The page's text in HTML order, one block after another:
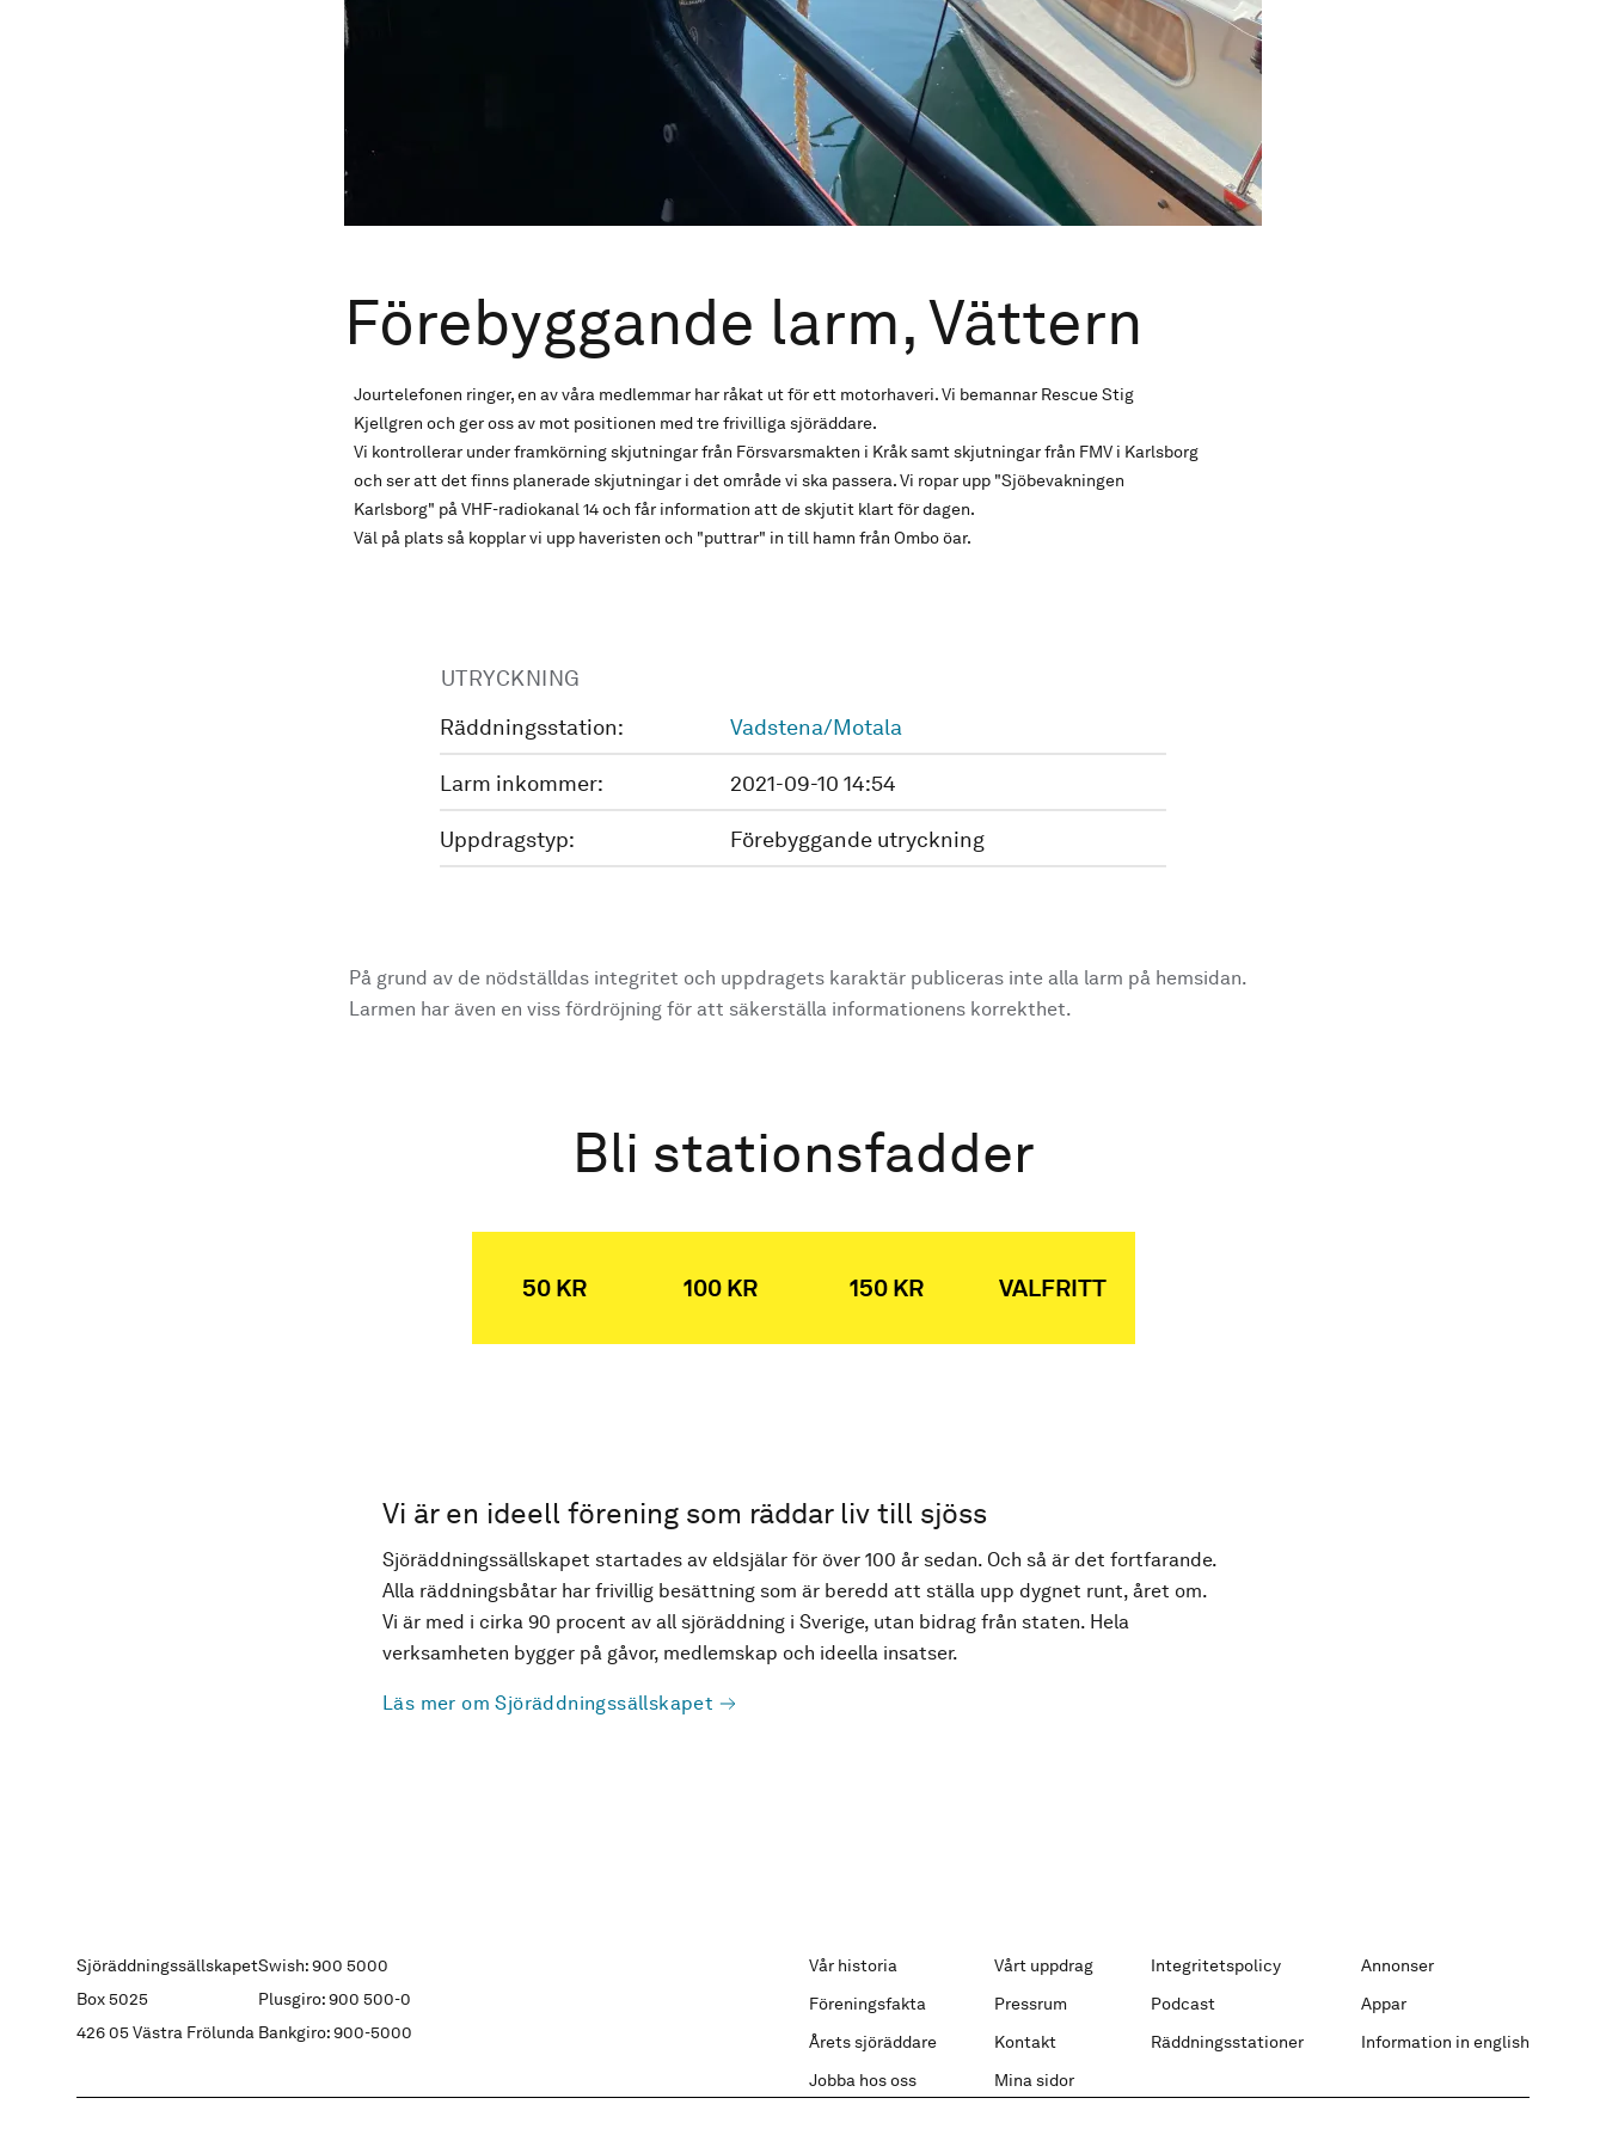
Förebyggande larm, Vättern
Jourtelefonen ringer, en av våra medlemmar har råkat ut för ett motorhaveri. Vi bemannar Rescue Stig
Kjellgren och ger oss av mot positionen med tre frivilliga sjöräddare.
Vi kontrollerar under framkörning skjutningar från Försvarsmakten i Kråk samt skjutningar från FMV i Karlsborg
och ser att det finns planerade skjutningar i det område vi ska passera. Vi ropar upp "Sjöbevakningen
Karlsborg" på VHF-radiokanal 14 och får information att de skjutit klart för dagen.
Väl på plats så kopplar vi upp haveristen och "puttrar" in till hamn från Ombo öar.
UTRYCKNING
Räddningsstation:
Vadstena/Motala
Larm inkommer: 2021-09-10 14:54
Uppdragstyp: Förebyggande utryckning
På grund av de nödställdas integritet och uppdragets karaktär publiceras inte alla larm på hemsidan.
Larmen har även en viss fördröjning för att säkerställa informationens korrekthet.
Bli stationsfadder
50 KR 100 KR 150 KR VALFRITT
Vi är en ideell förening som räddar liv till sjöss
Sjöräddningssällskapet startades av eldsjälar för över 100 år sedan. Och så är det fortfarande.
Alla räddningsbåtar har frivillig besättning som är beredd att ställa upp dygnet runt, året om.
Vi är med i cirka 90 procent av all sjöräddning i Sverige, utan bidrag från staten. Hela
verksamheten bygger på gåvor, medlemskap och ideella insatser.
Läs mer om Sjöräddningssällskapet
Sjöräddningssällskapet
Box 5025
426 05 Västra Frölunda
Swish: 900 5000
Plusgiro: 900 500-0
Bankgiro: 900-5000
Vår historia Vårt uppdrag Integritetspolicy
Annonser
Föreningsfakta
Pressrum Podcast
Appar
Årets sjöräddare
Kontakt Räddningsstationer
Information in english
Jobba hos oss
Mina sidor